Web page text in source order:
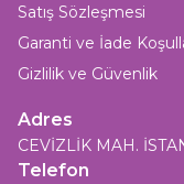
Adres
CEVİZLİK MAH.
Telefon
Satış Sözleşmesi
Garanti ve İade
Gizlilik ve Güvenlik